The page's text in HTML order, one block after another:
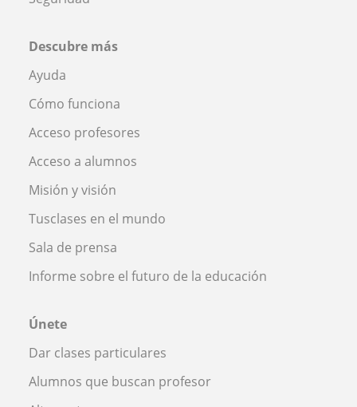
Descubre más
Ayuda
Cómo funciona
Acceso profesores
Acceso a alumnos
Misión y visión
Tusclases en el mundo
Sala de prensa
Informe sobre el futuro de la educación
Únete
Dar clases particulares
Alumnos que buscan profesor